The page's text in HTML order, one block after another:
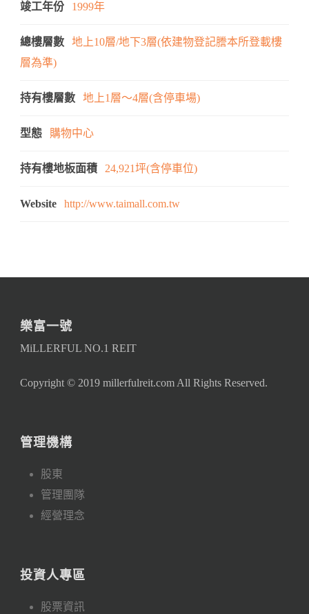
竣工年份 1999年
總樓層數
地上10層/地下3層(依建物登記謄本所登載樓
層為準)
持有樓層數 地上1層～4層(含停車場)
型態 購物中心
持有樓地板面積 24,921坪(含停車位)
Website http://www.taimall.com.tw
樂富一號
MiLLERFUL NO.1 REIT
Copyright © 2019 millerfulreit.com All Rights Reserved.
管理機構
股東
管理團隊
經營理念
投資人專區
股票資訊